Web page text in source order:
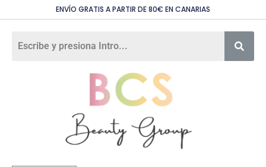
ENVÍO GRATIS A PARTIR DE 80€ EN CANARIAS